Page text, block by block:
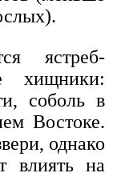
ястреб-
хищники:
соболь в
Востоке.
однако
влиять на